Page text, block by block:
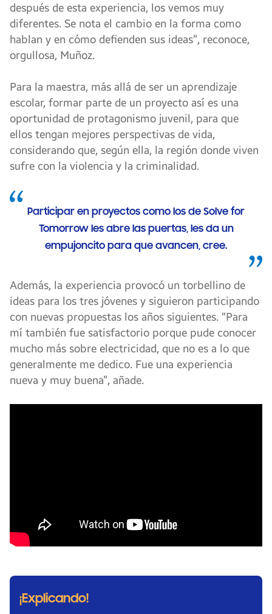
después de esta experiencia, los vemos muy
diferentes. Se nota el cambio en la forma como
hablan y en cómo defienden sus ideas”, reconoce,
orgullosa, Muñoz.
Para la maestra, más allá de ser un aprendizaje
escolar, formar parte de un proyecto así es una
oportunidad de protagonismo juvenil, para que
ellos tengan mejores perspectivas de vida,
considerando que, según ella, la región donde viven
sufre con la violencia y la criminalidad.
Participar en proyectos como los de Solve for
Tomorrow les abre las puertas, les da un
empujoncito para que avancen, cree.
Además, la experiencia provocó un torbellino de
ideas para los tres jóvenes y siguieron participando
con nuevas propuestas los años siguientes. “Para
mí también fue satisfactorio porque pude conocer
mucho más sobre electricidad, que no es a lo que
generalmente me dedico. Fue una experiencia
nueva y muy buena”, añade.
¡Explicando!